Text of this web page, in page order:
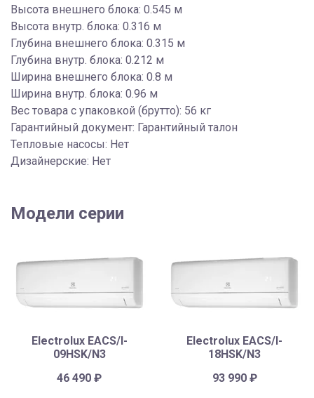
Высота внешнего блока: 0.545 м
Высота внутр. блока: 0.316 м
Глубина внешнего блока: 0.315 м
Глубина внутр. блока: 0.212 м
Ширина внешнего блока: 0.8 м
Ширина внутр. блока: 0.96 м
Вес товара с упаковкой (брутто): 56 кг
Гарантийный документ: Гарантийный талон
Тепловые насосы: Нет
Дизайнерские: Нет
Модели серии
Electrolux EACS/I-
09HSK/N3
46 490₽
Electrolux EACS/I-
18HSK/N3
93 990 ₽